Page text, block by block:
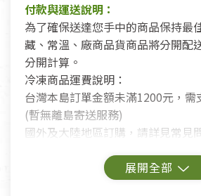
付款與運送說明：
為了確保送達您手中的商品保持最
藏、常溫、廠商品貨商品將分開配
分開計算。
冷凍商品運費說明：
台灣本島訂單金額未滿1200元，需
(暫無離島寄送服務)
國外及大陸地區訂購，請詳見常見
鑑賞期商品說明：